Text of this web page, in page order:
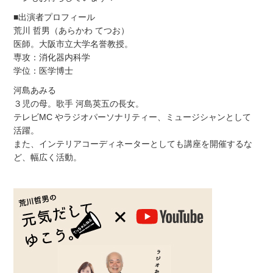
■出演者プロフィール
荒川 哲男（あらかわ てつお）
医師。大阪市立大学名誉教授。
専攻：消化器内科学
学位：医学博士
河島あみる
３児の母。歌手 河島英五の長女。
テレビMC やラジオパーソナリティー、ミュージシャンとして
活躍。
また、インテリアコーディネーターとしても講座を開催するな
ど、幅広く活動。